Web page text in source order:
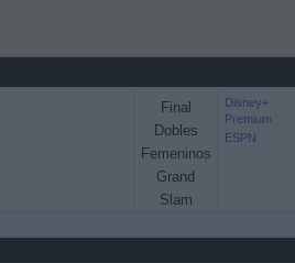
Final
Dobles
Femeninos
Grand
Slam
Disney+
Premium
ESPN